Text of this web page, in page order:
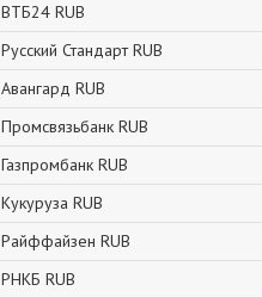
ВТБ24 RUB
Русский Стандарт RUB
Авангард RUB
Промсвязьбанк RUB
Газпромбанк RUB
Кукуруза RUB
Райффайзен RUB
РНКБ RUB